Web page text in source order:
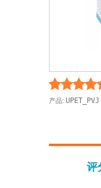
产品: UPET_PVJ
评